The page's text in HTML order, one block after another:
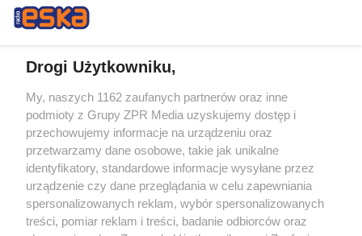
Żaden utwór zamieszczony w serwisie nie może być powielany i
rozpowszechniany lub dalej rozpowszechniany w jakikolwiek sposób (w
tym także elektroniczny lub mechaniczny) na jakimkolwiek polu
eksploatacji w jakiejkolwiek formie, włącznie z umieszczaniem w Internecie
bez pisemnej zgody właściciela praw. Jakiekolwiek użycie lub
wykorzystanie utworów w całości lub w części z naruszeniem prawa, tzn.
bez właściwej zgody, jest zabronione pod groźbą kary i może być ścigane
prawnie.
Drogi Użytkowniku,
My, naszych 1162 zaufanych partnerów oraz inne
podmioty z Grupy ZPR Media uzyskujemy dostęp i
przechowujemy informacje na urządzeniu oraz
przetwarzamy dane osobowe, takie jak unikalne
identyfikatory, standardowe informacje wysyłane przez
urządzenie czy dane przeglądania w celu zapewniania
spersonalizowanych reklam, wybór spersonalizowanych
treści, pomiar reklam i treści, badanie odbiorców oraz